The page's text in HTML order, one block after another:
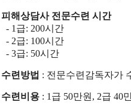
피해상담사 전문수련 시간
- 1 급: 200시간
- 2급: 100시간
- 3급: 50시간
수련방법 : 전문수련감독자가
수련비용 : 1 급 50만원 , 2급 40